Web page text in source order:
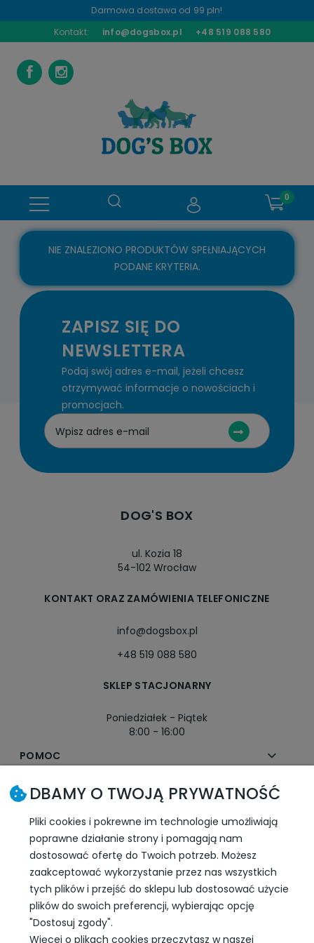
Darmowa dostawa od 99 pln!
Kontakt:
info@dogsbox.pl +48 519 088 580
NIE ZNALEZIONO PRODUKTÓW SPEŁNIAJĄCYCH
PODANE KRYTERIA.
ZAPISZ SIĘ DO
NEWSLETTERA
Podaj swój adres e-mail, jeżeli chcesz
otrzymywać informacje o nowościach i
promocjach.
DOG'S BOX
ul. Kozia 18
54-102 Wrocław
KONTAKT ORAZ ZAMÓWIENIA TELEFONICZNE
info@dogsbox.pl
+48 519 088 580
SKLEP STACJONARNY
Poniedziałek - Piątek
8:00 - 16:00
POMOC
MOJE KONTO
PŁATNOŚCI I DOSTAWA
INFORMACJE
SLEDŹ NAS W SOCIAL MEDIA
DBAMY O TWOJĄ PRYWATNOŚĆ
Pliki cookies i pokrewne im technologie umożliwiają
poprawne działanie strony i pomagają nam
dostosować ofertę do Twoich potrzeb. Możesz
zaakceptować wykorzystanie przez nas wszystkich
tych plików i przejść do sklepu lub dostosować użycie
plików do swoich preferencji, wybierając opcję
"Dostosuj zgody".
Więcej o plikach cookies przeczytasz w naszej